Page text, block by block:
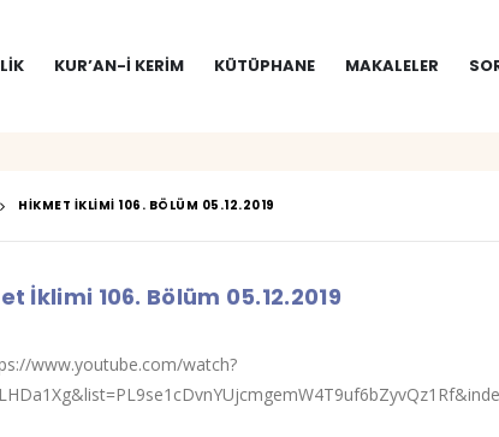
KUR’AN-I KERIM KÜTÜPHANE MAKALELER
HIKMET İKLIMI 106. BÖLÜM 05.12.2019
İklimi 106. Bölüm 05.12.2019
www.youtube.com/watch?